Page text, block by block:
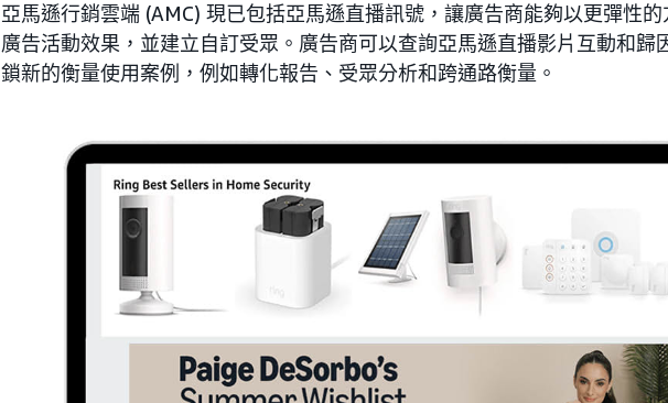
亞馬遜行銷雲端 (AMC) 現已包括亞馬遜直播訊號，讓廣告商能夠以更彈性
廣告活動效果，並建立自訂受眾。廣告商可以查詢亞馬遜直播影片互動和歸
鎖新的衡量使用案例，例如轉化報告、受眾分析和跨通路衡量。